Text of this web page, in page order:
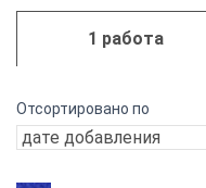
1 работа
Отсортировано по